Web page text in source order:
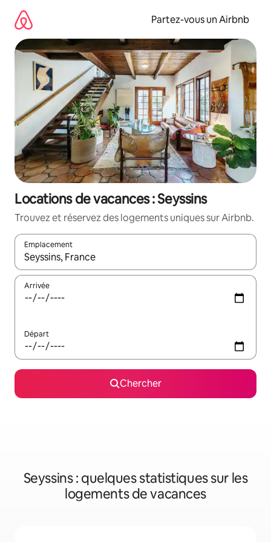
directement
contenu
Partez-vous un Airbnb
Locations de vacances : Seyssins
Trouvez et réservez des logements uniques sur Airbnb.
Emplacement
Quand les résultats sont affichés, parcourez-les en utilisant
Arrivée
Départ
Chercher
Seyssins : quelques statistiques sur les
logements de vacances